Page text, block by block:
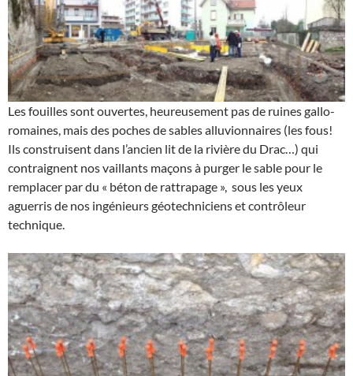
Les fouilles sont ouvertes, heureusement pas de ruines gallo-
romaines, mais des poches de sables alluvionnaires (les fous!
Ils construisent dans l’ancien lit de la rivière du Drac…) qui
contraignent nos vaillants maçons à purger le sable pour le
remplacer par du « béton de rattrapage », sous les yeux
aguerris de nos ingénieurs géotechniciens et contrôleur
technique.